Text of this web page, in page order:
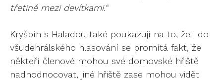
třetině mezi devítkami.“
Kryšpín s Haladou také poukazují na to, že i do
všudehrálského hlasování se promítá fakt, že
někteří členové mohou své domovské hřiště
nadhodnocovat, jiné hřiště zase mohou vidět